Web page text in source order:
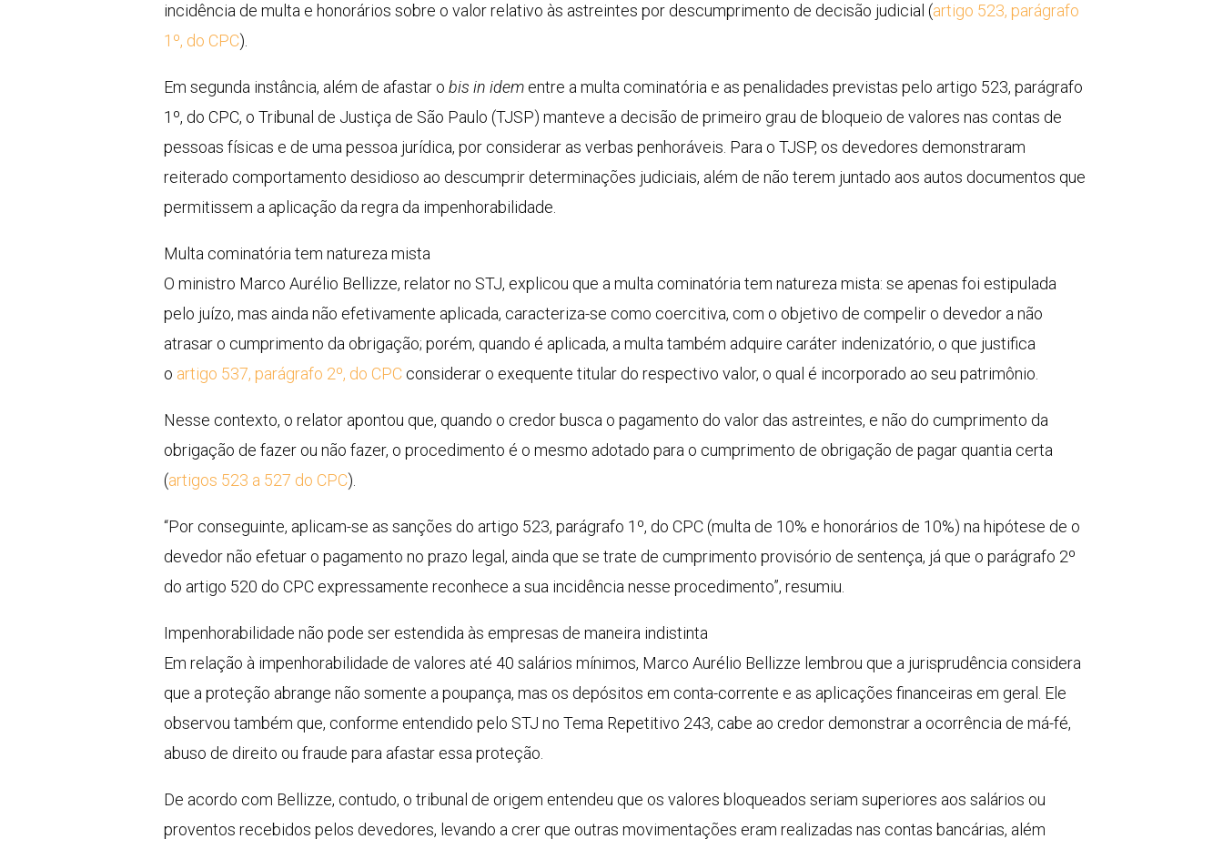
incidência de multa e honorários sobre o valor relativo às astreintes por descumprimento de decisão judicial (artigo 523, parágrafo
1º, do CPC).
Em segunda instância, além de afastar o bis in idem entre amulta cominatória e as penalidades previstas pelo artigo 523, parágrafo
1º, do CPC, o Tribunal de Justiça de São Paulo (TJSP) manteve a decisão de primeiro grau de bloqueio de valores nas contas de
pessoas físicas e de uma pessoa jurídica, por considerar as verbas penhoráveis. Para o TJSP, os devedores demonstraram
reiterado comportamento desidioso ao descumprir determinações judiciais, além de não terem juntado aos autos documentos que
permitissem a aplicação da regra da impenhorabilidade.
Multa cominatóriatem natureza mista
O ministro Marco Aurélio Bellizze, relator no STJ, explicou que amulta cominatóriatem natureza mista: se apenas foi estipulada
pelo juízo, mas ainda não efetivamente aplicada, caracteriza-se como coercitiva, com o objetivo de compelir o devedor a não
atrasar o cumprimento da obrigação; porém, quando é aplicada, a multa também adquire caráter indenizatório, o que justifica
o artigo 537, parágrafo 2º, do CPC considerar o exequente titular do respectivo valor, o qual é incorporado ao seu patrimônio.
Nesse contexto, o relator apontou que, quando o credor busca o pagamento do valor das astreintes, e não do cumprimento da
obrigação de fazer ou não fazer, o procedimento é o mesmo adotado para o cumprimento de obrigação de pagar quantia certa
(artigos 523 a 527 do CPC).
“Por conseguinte, aplicam-se as sanções do artigo 523, parágrafo 1º, do CPC (multa de 10% e honorários de 10%) na hipótese de o
devedor não efetuar o pagamento no prazo legal, ainda que se trate de cumprimento provisório de sentença, já que o parágrafo 2º
do artigo 520 do CPC expressamente reconhece a sua incidência nesse procedimento”, resumiu.
Impenhorabilidade não pode ser estendida às empresas de maneira indistinta
Em relação à impenhorabilidade de valores até 40 salários mínimos, Marco Aurélio Bellizze lembrou que a jurisprudência considera
que a proteção abrange não somente a poupança, mas os depósitos em conta-corrente e as aplicações financeiras em geral. Ele
observou também que, conforme entendido pelo STJ no Tema Repetitivo 243, cabe ao credor demonstrar a ocorrência de má-fé,
abuso de direito ou fraude para afastar essa proteção.
De acordo com Bellizze, contudo, o tribunal de origem entendeu que os valores bloqueados seriam superiores aos salários ou
proventos recebidos pelos devedores, levando a crer que outras movimentações eram realizadas nas contas bancárias, além